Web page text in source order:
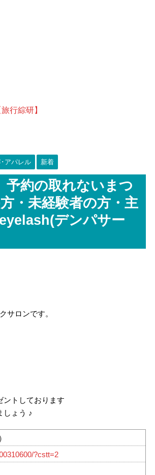
行綜研】
アパレル 新着
予約の取れないまつ
・未経験者の方・主
デンパサー
サロンです。
ントしております
しょう ♪
?cstt=2